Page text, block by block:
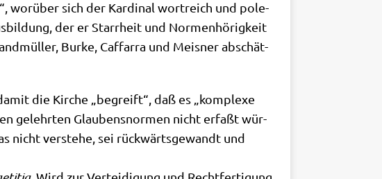
wor­über sich der Kar­di­nal wort­reich und pole­
der er Starr­heit und Nor­men­hö­rig­keit
Bur­ke, Caf­farra und Meis­ner abschät­
die Kir­che „begreift“, daß es „kom­ple­xe
gelehr­ten Glau­bens­nor­men nicht erfaßt wür­
nicht ver­ste­he, sei rück­wärts­ge­wandt und